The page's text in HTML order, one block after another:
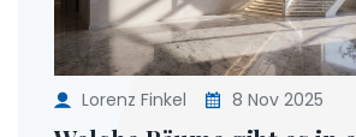
Lorenz Finkel 8 Nov 2025